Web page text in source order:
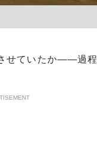
ていたか――過程